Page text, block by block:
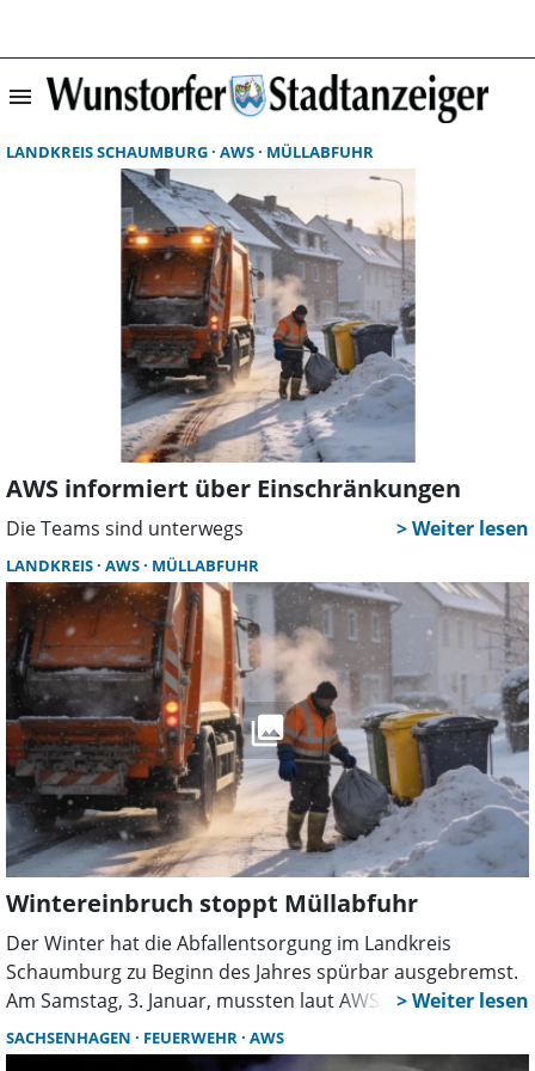
menu
LANDKREIS SCHAUMBURG AWS MÜLLABFUHR
AWS informiert über Einschränkungen
Die Teams sind unterwegs
LANDKREIS AWS MÜLLABFUHR
Wintereinbruch stoppt Müllabfuhr
Der Winter hat die Abfallentsorgung im Landkreis
Schaumburg zu Beginn des Jahres spürbar ausgebremst.
Am Samstag, 3. Januar, mussten laut AWS im gesamten
Kreisgebiet sämtliche Abfallleerungen witterungsbedingt
ausfallen. Schnee, Eis und anhaltender Frost machten ein
SACHSENHAGEN FEUERWEHR AWS